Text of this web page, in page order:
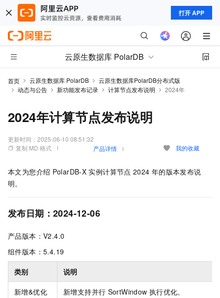
打开 APP
云原生数据库 PolarDB
首页 云原生数据库 PolarDB
云原生数据库PolarDB分布式版
动态与公告
新功能发布记录 计算节点发布说明 2024年
2024年计算节点发布说明
更新时间： 2025-06-10 08:51:32
复制 MD 格式
产品详情 我的收藏
本文为您介绍 PolarDB-X 实例计算节点 2024 年的版本发布说
明。
发布日期：2024-12-06
产品版本：V2.4.0
组件版本：5.4.19
类别 说明
新增&优化 新增支持并行 SortWindow 执行优化。